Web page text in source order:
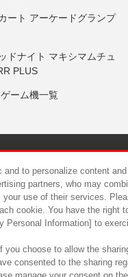
ート アーケードグランプ
ドナイト マキシマムチュ
PLUS
ーム機一覧
ついて カスタマーハラス
to personalize content
partners, who may
use of their services.
cookie. You have the right
Personal Information] to
you choose to allow the
consented to the sharing